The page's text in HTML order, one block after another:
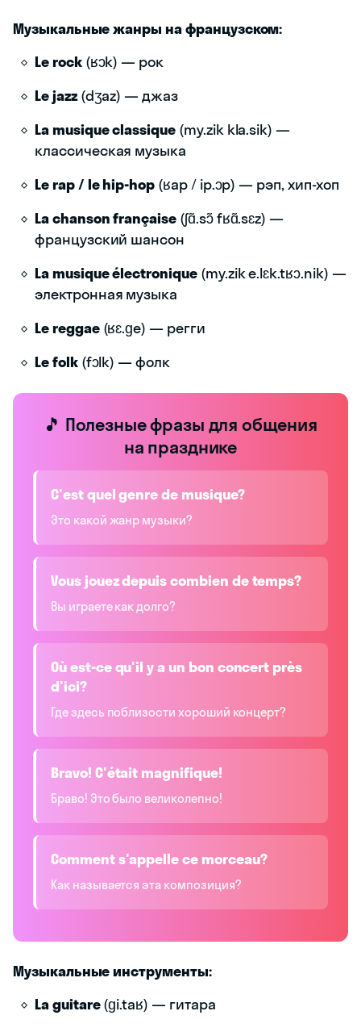
Музыкальные жанры на французском:
Le rock(ʁɔk) — рок
Le jazz(dʒaz) — джаз
La musique classique (my.zik kla.sik) —
классическая музыка
Le rap / le hip-hop (ʁap / ip.ɔp) — рэп, хип-хоп
La chanson française (ʃɑ̃.sɔ̃ fʁɑ̃.sɛz) —
французский шансон
La musique électronique(my.zik e.lɛk.tʁɔ.nik) —
электронная музыка
Le reggae(ʁɛ.ɡe) — регги
Le folk(fɔlk) — фолк
🎵 Полезные фразы для общения
на празднике
C'est quel genre de musique?
Это какой жанр музыки?
Vous jouez depuis combien de temps?
Вы играете как долго?
Où est-ce qu'il y a un bon concert près
d'ici?
Где здесь поблизости хороший концерт?
Bravo! C'était magnifique!
Браво! Это было великолепно!
Comment s'appelle ce morceau?
Как называется эта композиция?
Музыкальные инструменты:
La guitare(ɡi.taʁ) — гитара